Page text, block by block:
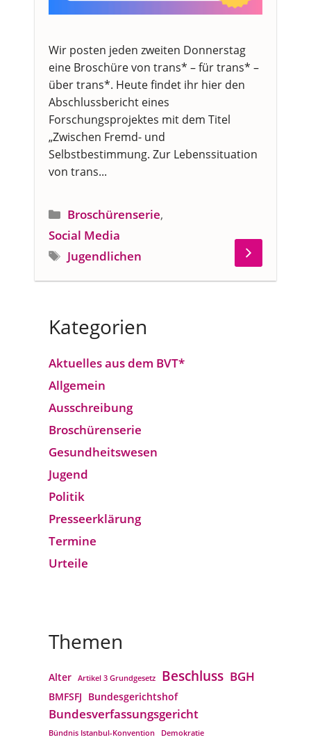
Wir posten jeden zweiten Donnerstag
eine Broschüre von trans* – für trans* –
über trans*. Heute findet ihr hier den
Abschlussbericht eines
Forschungsprojektes mit dem Titel
„Zwischen Fremd- und
Selbstbestimmung. Zur Lebenssituation
von trans...
Kategorien
Broschürenserie,
Social Media
Schlagwörter
Jugendlichen
Kategorien
Aktuelles aus dem BVT*
Allgemein
Ausschreibung
Broschürenserie
Gesund­heits­wesen
Jugend
Politik
Presseerklärung
Termine
Urteile
Themen
Alter Artikel 3 Grundgesetz Beschluss BGH
BMFSFJ Bundesgerichtshof
Bundesverfassungs­gericht
Bündnis Istanbul-Konvention
Demokratie